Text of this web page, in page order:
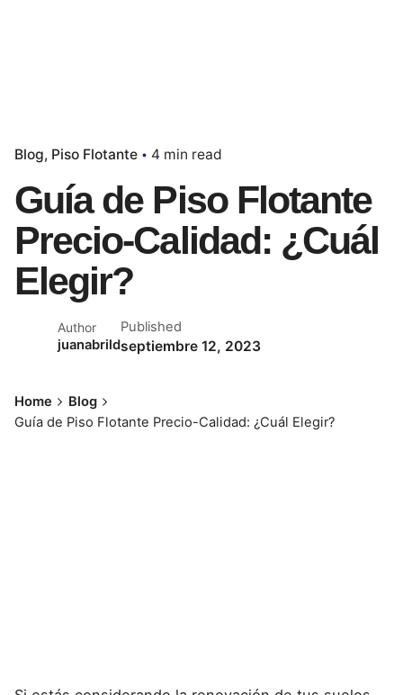
Blog Piso Flotante 4 min read
Guía de Piso Flotante
Precio-Calidad: ¿Cuál
Elegir?
Author
juanabrild
Published
septiembre 12, 2023
Home
Blog
Guía de Piso Flotante Precio-Calidad: ¿Cuál Elegir?